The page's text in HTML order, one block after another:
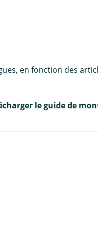
en fonction des
le guide de